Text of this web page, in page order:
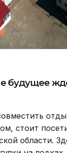
будущее
стоит
области.